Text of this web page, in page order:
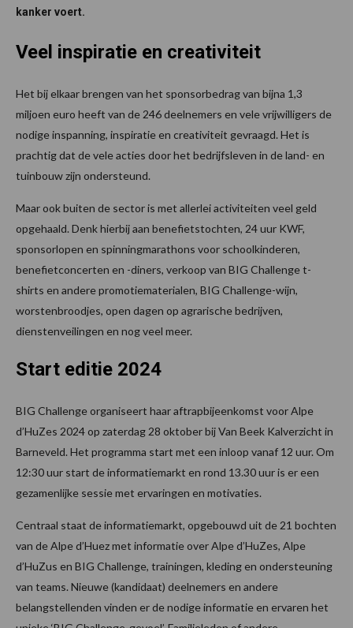
kanker voert.
Veel inspiratie en creativiteit
Het bij elkaar brengen van het sponsorbedrag van bijna 1,3
miljoen euro heeft van de 246 deelnemers en vele vrijwilligers de
nodige inspanning, inspiratie en creativiteit gevraagd. Het is
prachtig dat de vele acties door het bedrijfsleven in de land- en
tuinbouw zijn ondersteund.
Maar ook buiten de sector is met allerlei activiteiten veel geld
opgehaald. Denk hierbij aan benefietstochten, 24 uur KWF,
sponsorlopen en spinningmarathons voor schoolkinderen,
benefietconcerten en -diners, verkoop van BIG Challenge t-
shirts en andere promotiematerialen, BIG Challenge-wijn,
worstenbroodjes, open dagen op agrarische bedrijven,
dienstenveilingen en nog veel meer.
Start editie 2024
BIG Challenge organiseert haar aftrapbijeenkomst voor Alpe
d’HuZes 2024 op zaterdag 28 oktober bij Van Beek Kalverzicht in
Barneveld. Het programma start met een inloop vanaf 12 uur. Om
12:30 uur start de informatiemarkt en rond 13.30 uur is er een
gezamenlijke sessie met ervaringen en motivaties.
Centraal staat de informatiemarkt, opgebouwd uit de 21 bochten
van de Alpe d’Huez met informatie over Alpe d’HuZes, Alpe
d’HuZus en BIG Challenge, trainingen, kleding en ondersteuning
van teams. Nieuwe (kandidaat) deelnemers en andere
belangstellenden vinden er de nodige informatie en ervaren het